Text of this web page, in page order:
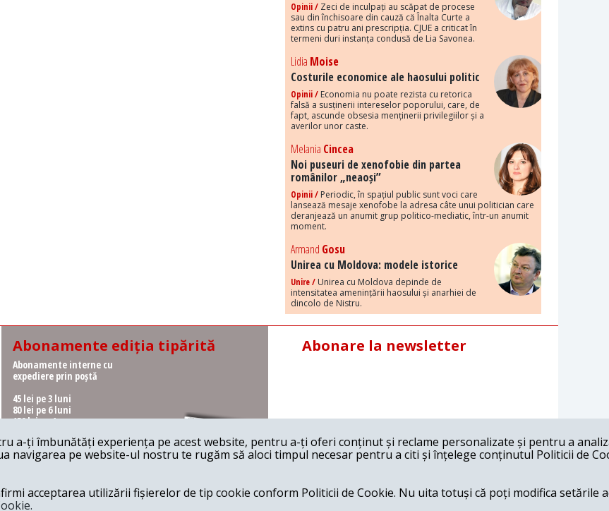
Opinii / Zeci de inculpați au scăpat de procese
sau din închisoare din cauză că Înalta Curte a
extins cu patru ani prescripția. CJUE a criticat în
termeni duri instanța condusă de Lia Savonea.
Lidia Moise
Costurile economice ale haosului politic
Opinii / Economia nu poate rezista cu retorica
falsă a susținerii intereselor poporului, care, de
fapt, ascunde obsesia menținerii privilegiilor și a
averilor unor caste.
Melania Cincea
Noi puseuri de xenofobie din partea
românilor „neaoși”
Opinii / Periodic, în spațiul public sunt voci care
lansează mesaje xenofobe la adresa câte unui politician care
deranjează un anumit grup politico-mediatic, într-un anumit
moment.
Armand Gosu
Unirea cu Moldova: modele istorice
Unire / Unirea cu Moldova depinde de
intensitatea amenințării haosului și anarhiei de
dincolo de Nistru.
Abonamente ediția tipărită
Abonamente interne cu
expediere prin poștă
45 lei pe 3 luni
80 lei pe 6 luni
150 lei pe 1 an
Abonamente interne cu
ridicare de la redacție
62 lei pe 6 luni
115 lei pe 1 an
Abonare la newsletter
a-ți îmbunătăți experiența pe acest website, pentru a-ți oferi conținut și reclame personalizate și pentru a
navigarea pe website-ul nostru te rugăm să aloci timpul necesar pentru a citi și înțelege conținutul Politicii de
acceptarea utilizării fișierelor de tip cookie conform Politicii de Cookie. Nu uita totuși că poți modifica setările